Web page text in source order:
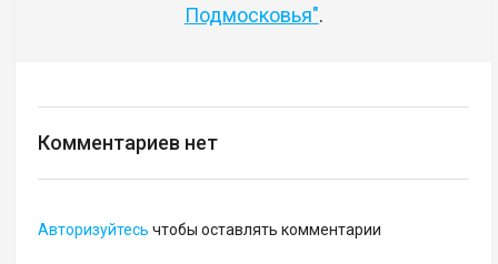
Подмосковья".
Комментариев нет
Авторизуйтесь чтобы оставлять комментарии